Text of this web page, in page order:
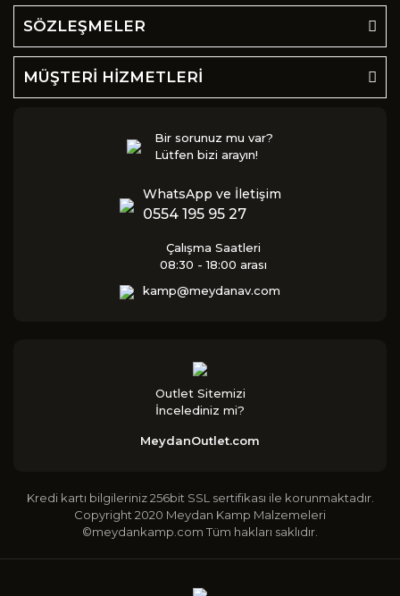
SÖZLEŞMELER
MÜŞTERİ HİZMETLERİ
Bir sorunuz mu var?
Lütfen bizi arayın!
WhatsApp ve İletişim
0554 195 95 27
Çalışma Saatleri
08:30 - 18:00 arası
kamp@meydanav.com
Outlet Sitemizi
İncelediniz mi?
MeydanOutlet.com
Kredi kartı bilgileriniz 256bit SSL sertifikası ile korunmaktadır.
Copyright 2020 Meydan Kamp Malzemeleri
©meydankamp.com Tüm hakları saklıdır.